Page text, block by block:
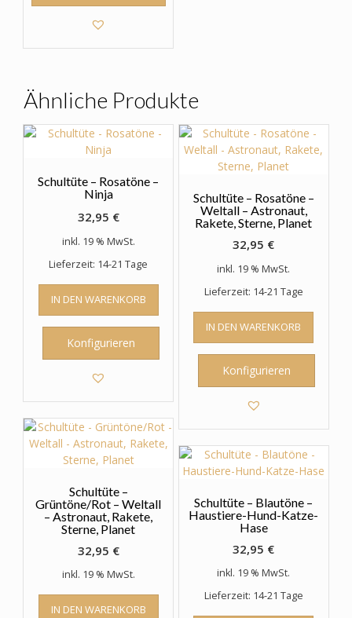
weist
Optionen
können
auf
der
Produktseite
werden
Ähnliche Produkte
Schultüte – Rosatöne –
Ninja
32,95 €
inkl. 19 % MwSt.
Lieferzeit: 14-21 Tage
IN DEN WARENKORB
Konfigurieren
Schultüte – Rosatöne –
Weltall – Astronaut,
Rakete, Sterne, Planet
32,95 €
inkl. 19 % MwSt.
Lieferzeit: 14-21 Tage
IN DEN WARENKORB
Konfigurieren
Schultüte –
Grüntöne/Rot – Weltall
– Astronaut, Rakete,
Sterne, Planet
32,95 €
inkl. 19 % MwSt.
IN DEN WARENKORB
Schultüte – Blautöne –
Haustiere-Hund-Katze-
Hase
32,95 €
inkl. 19 % MwSt.
Lieferzeit: 14-21 Tage